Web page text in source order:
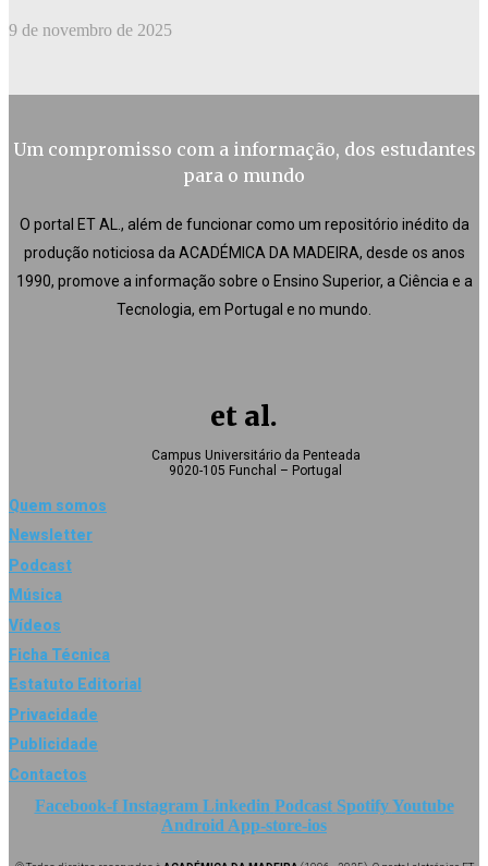
9 de novembro de 2025
Um compromisso com a informação, dos estudantes
para o mundo
O portal ET AL., além de funcionar como um repositório inédito da
produção noticiosa da ACADÉMICA DA MADEIRA, desde os anos
1990, promove a informação sobre o Ensino Superior, a Ciência e a
Tecnologia, em Portugal e no mundo.
et al.
Campus Universitário da Penteada
9020-105 Funchal – Portugal
Quem somos
Newsletter
Podcast
Música
Vídeos
Ficha Técnica
Estatuto Editorial
Privacidade
Publicidade
Contactos
Facebook-f Instagram Linkedin Podcast Spotify Youtube
Android App-store-ios